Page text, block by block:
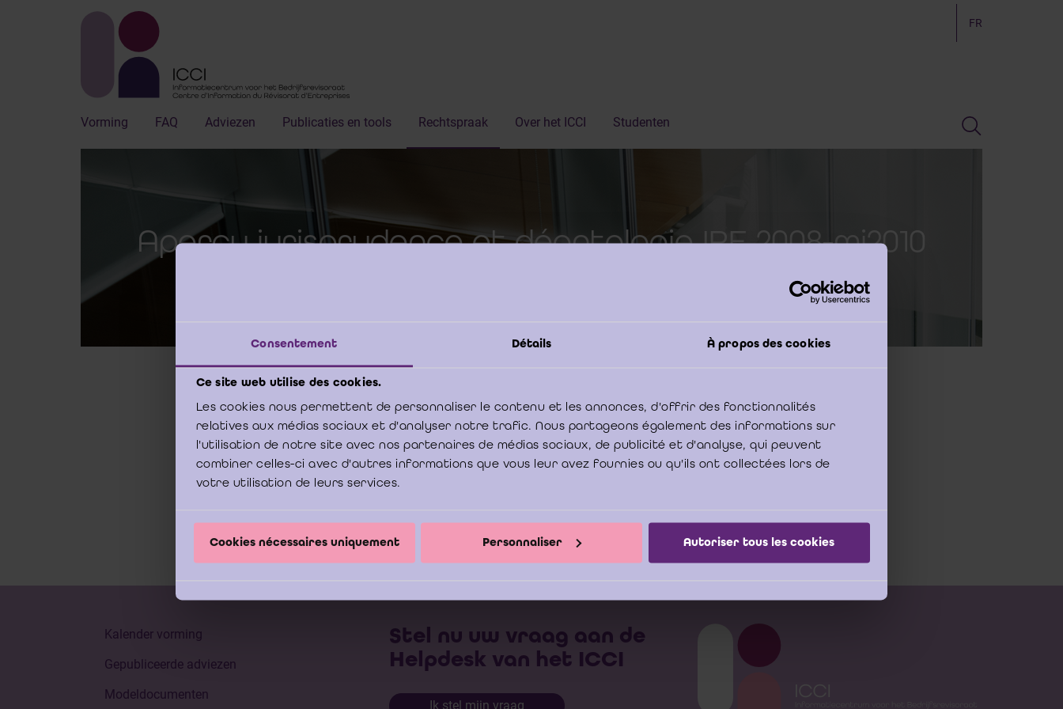
Consentement Détails À propos des cookies
Ce site web utilise des cookies.
Les cookies nous permettent de personnaliser le contenu et les annonces, d'offrir des fonctionnalités
relatives aux médias sociaux et d'analyser notre trafic. Nous partageons également des informations sur
l'utilisation de notre site avec nos partenaires de médias sociaux, de publicité et d'analyse, qui peuvent
combiner celles-ci avec d'autres informations que vous leur avez fournies ou qu'ils ont collectées lors de
votre utilisation de leurs services.
Cookies nécessaires uniquement Personnaliser Autoriser tous les cookies
FR
Vorming FAQ Adviezen Publicaties en tools Rechtspraak Over het ICCI Studenten
Aperçu jurisprudence et déontologie IRE 2008-mi2010
Ci-après, vous trouvez sa contribution à l’ICCI relative à l’aperçu jurisprudence et déontologie IRE
2008-mi2010
Download
Kalender vorming
Gepubliceerde adviezen
Modeldocumenten
Stel nu uw vraag aan de
Helpdesk van het ICCI
Ik stel mijn vraag